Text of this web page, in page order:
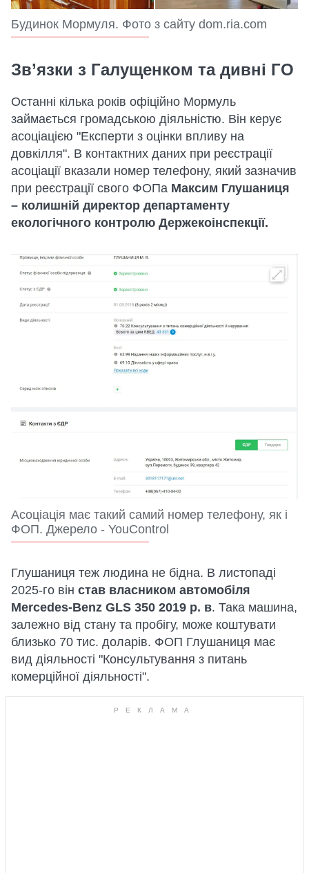
Будинок Мормуля. Фото з сайту dom.ria.com
Зв’язки з Галущенком та дивні ГО
Останні кілька років офіційно Мормуль
займається громадською діяльністю. Він керує
асоціацією "Експерти з оцінки впливу на
довкілля". В контактних даних при реєстрації
асоціації вказали номер телефону, який зазначив
при реєстрації свого ФОПа Максим Глушаниця
– колишній директор департаменту
екологічного контролю Держекоінспекції.
Асоціація має такий самий номер телефону, як і
ФОП. Джерело - YouControl
Глушаниця теж людина не бідна. В листопаді
2025-го він став власником автомобіля
Mercedes-Benz GLS 350 2019 р. в. Така машина,
залежно від стану та пробігу, може коштувати
близько 70 тис. доларів. ФОП Глушаниця має
вид діяльності "Консультування з питань
комерційної діяльності".